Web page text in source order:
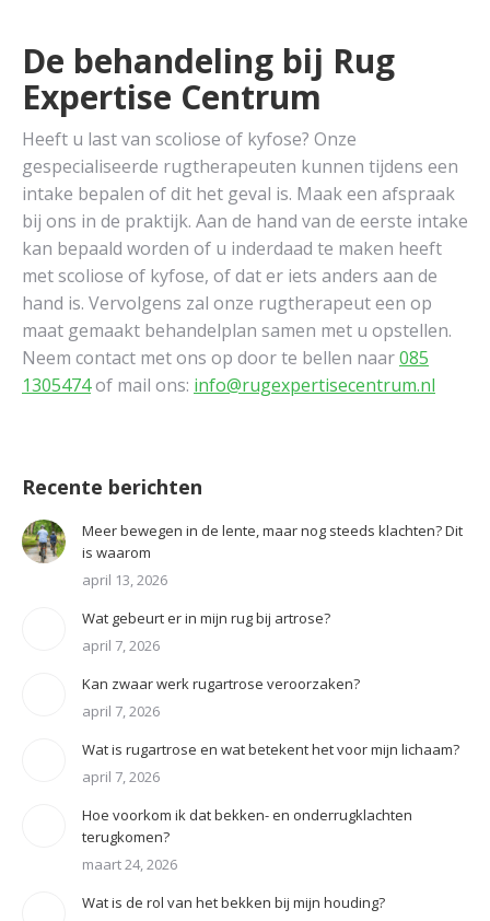
De behandeling bij Rug
Expertise Centrum
Heeft u last van scoliose of kyfose? Onze
gespecialiseerde rugtherapeuten kunnen tijdens een
intake bepalen of dit het geval is. Maak een afspraak
bij ons in de praktijk. Aan de hand van de eerste intake
kan bepaald worden of u inderdaad te maken heeft
met scoliose of kyfose, of dat er iets anders aan de
hand is. Vervolgens zal onze rugtherapeut een op
maat gemaakt behandelplan samen met u opstellen.
Neem contact met ons op door te bellen naar085
1305474of mail ons: info@rugexpertisecentrum.nl
Recente berichten
Meer bewegen in de lente, maar nog steeds klachten? Dit
is waarom
april 13, 2026
Wat gebeurt er in mijn rug bij artrose?
april 7, 2026
Kan zwaar werk rugartrose veroorzaken?
april 7, 2026
Wat is rugartrose en wat betekent het voor mijn lichaam?
april 7, 2026
Hoe voorkom ik dat bekken- en onderrugklachten
terugkomen?
maart 24, 2026
Wat is de rol van het bekken bij mijn houding?